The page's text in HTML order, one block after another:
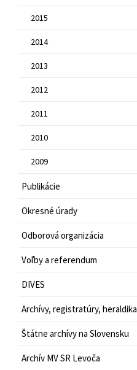
2015
2014
2013
2012
2011
2010
2009
Publikácie
Okresné úrady
Odborová organizácia
Voľby a referendum
DIVES
Archívy, registratúry, heraldika
Štátne archívy na Slovensku
Archív MV SR Levoča